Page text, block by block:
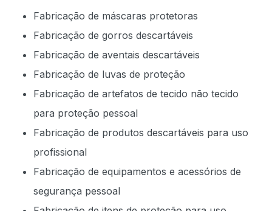
Fabricação de máscaras protetoras
Fabricação de gorros descartáveis
Fabricação de aventais descartáveis
Fabricação de luvas de proteção
Fabricação de artefatos de tecido não tecido
para proteção pessoal
Fabricação de produtos descartáveis para uso
profissional
Fabricação de equipamentos e acessórios de
segurança pessoal